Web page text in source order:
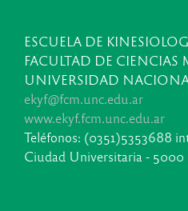
ESCUELA DE
FACULTAD DE CIENCIAS
UNIVERSIDAD
ekyf@fcm.unc.edu.ar
www.ekyf.fcm.unc.edu.ar
Teléfonos: (0351)5353688
Ciudad Universitaria - 5000